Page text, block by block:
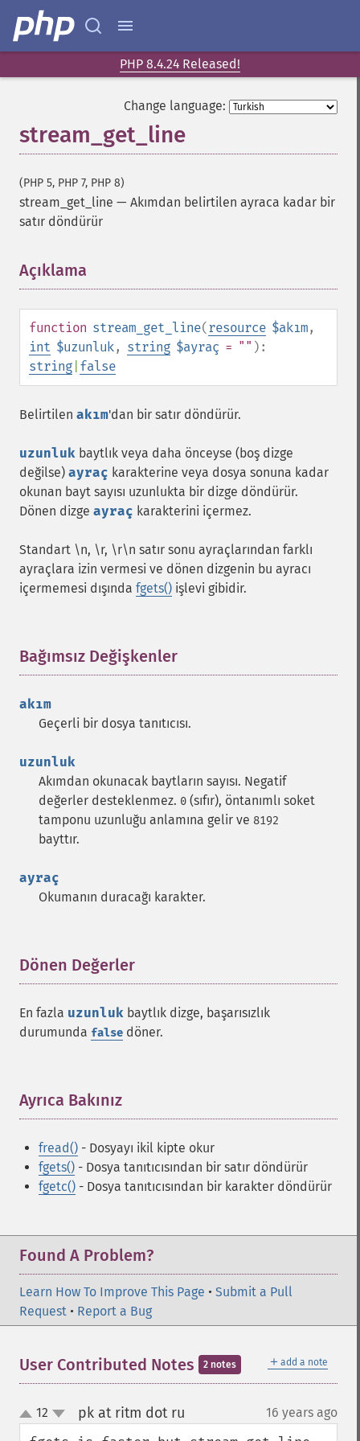
PHP 8.4.24 Released!
Change language:
stream_get_line
(PHP 5, PHP 7, PHP 8)
stream_get_line — Akımdan belirtilen ayraca kadar bir
satır döndürür
Açıklama
function stream_get_line(resource $akım,
int $uzunluk, string $ayraç = "" ):
string false
Belirtilen akım'dan bir satır döndürür.
uzunluk baytlık veya daha önceyse (boş dizge
değilse) ayraç karakterine veya dosya sonuna kadar
okunan bayt sayısı uzunlukta bir dizge döndürür.
Dönen dizge ayraç karakterini içermez.
Standart \n, \r, \r\n satır sonu ayraçlarından farklı
ayraçlara izin vermesi ve dönen dizgenin bu ayracı
içermemesi dışında fgets() işlevi gibidir.
Bağımsız Değişkenler
akım
Geçerli bir dosya tanıtıcısı.
uzunluk
Akımdan okunacak baytların sayısı. Negatif
değerler desteklenmez. 0 (sıfır), öntanımlı soket
tamponu uzunluğu anlamına gelir ve 8192
bayttır.
ayraç
Okumanın duracağı karakter.
Dönen Değerler
En fazla uzunluk baytlık dizge, başarısızlık
durumunda false döner.
Ayrıca Bakınız
fread() - Dosyayı ikil kipte okur
fgets() - Dosya tanıtıcısından bir satır döndürür
fgetc() - Dosya tanıtıcısından bir karakter döndürür
Found A Problem?
Learn How To Improve This Page • Submit a Pull
Request • Report a Bug
＋ add a note
User Contributed Notes 2 notes
up
down
12 pk at ritm dot ru 16 years ago